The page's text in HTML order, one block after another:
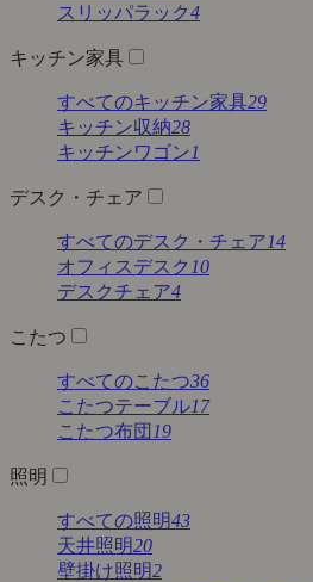
スリッパラック4
キッチン家具
すべてのキッチン家具29
キッチン収納28
キッチンワゴン1
デスク・チェア
すべてのデスク・チェア14
オフィスデスク 10
デスクチェア4
こたつ
すべてのこたつ36
こたつテーブル17
こたつ布団 19
照明
すべての照明43
天井照明20
壁掛け照明2